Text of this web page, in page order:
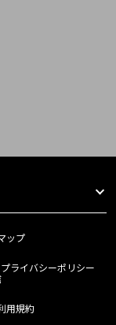
ップ
プライバシーポリシー
用規約